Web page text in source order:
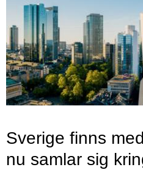
Sverige finns
nu samlar sig